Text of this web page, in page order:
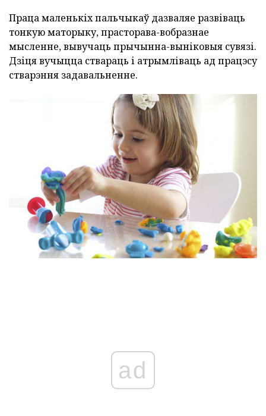
Праца маленькіх пальчыкаў дазваляе развіваць
тонкую маторыку, прасторава-вобразнае
мысленне, вывучаць прычынна-выніковыя сувязі.
Дзіця вучыцца ствараць і атрымліваць ад працэсу
стварэння задавальненне.
ad